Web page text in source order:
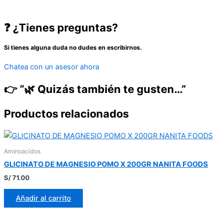
❓ ¿Tienes preguntas?
Si tienes alguna duda no dudes en escribirnos.
Chatea con un asesor ahora
👉 “🌿 Quizás también te gusten…”
Productos relacionados
Aminoacidos
GLICINATO DE MAGNESIO POMO X 200GR NANITA FOODS
S/71.00
Añadir al carrito